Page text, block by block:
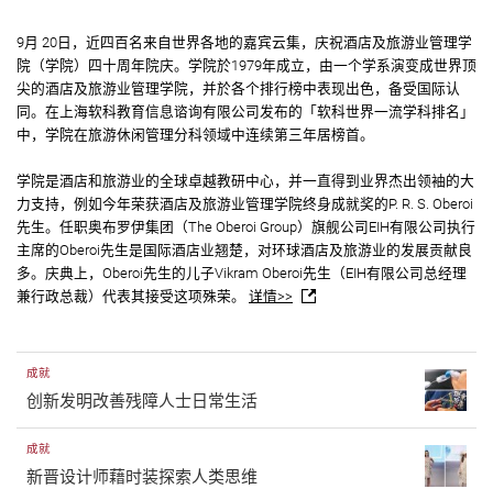
成就
创新发明改善残障人士日常生活
成就
新晋设计师藉时装探索人类思维
9月 20日，近四百名来自世界各地的嘉宾云集，庆祝酒店及旅游业管理学
院（学院）四十周年院庆。学院於1979年成立，由一个学系演变成世界顶
尖的酒店及旅游业管理学院，并於各个排行榜中表现出色，备受国际认
同。在上海软科教育信息谘询有限公司发布的「软科世界一流学科排名」
中，学院在旅游休闲管理分科领域中连续第三年居榜首。
学院是酒店和旅游业的全球卓越教研中心，并一直得到业界杰出领袖的大
力支持，例如今年荣获酒店及旅游业管理学院终身成就奖的P. R. S. Oberoi
先生。任职奥布罗伊集团（The Oberoi Group）旗舰公司EIH有限公司执行
主席的Oberoi先生是国际酒店业翘楚，对环球酒店及旅游业的发展贡献良
多。庆典上，Oberoi先生的儿子Vikram Oberoi先生（EIH有限公司总经理
兼行政总裁）代表其接受这项殊荣。 详情>>